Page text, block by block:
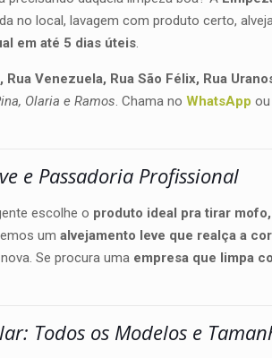
no local, lavagem com produto certo,
em até 5 dias úteis.
Rua Venezuela, Rua São Félix, Rua
Olaria e Ramos. Chama noWhatsApp
e Passadoria Profissional
escolhe o produto ideal pra tirar
umalvejamento leve que realça a
Se procura uma empresa que limpa
Todos os Modelos e